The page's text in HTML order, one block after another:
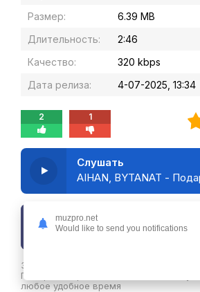
Размер:
6.39 MB
Длительность:
2:46
Качество:
320 kbps
Дата релиза:
4-07-2025, 13:34
2 1
Слушать
AIHAN, BYTANAT -
Скачать трек
Здесь вы можете скачать песню
Подари в хорошем качестве или
любое удобное время
muzpro.net
Would like to send you notifications